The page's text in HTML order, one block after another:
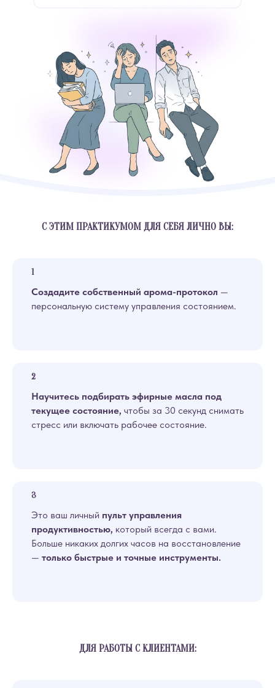
С ЭТИМ ПРАКТИКУМОМ ДЛЯ СЕБЯ ЛИЧНО ВЫ:
Создадите собственный арома-протокол —
персональную систему управления состоянием.
Научитесь подбирать эфирные масла под
текущее состояние, чтобы за 30 секунд снимать
стресс или включать рабочее состояние.
Это ваш личный пульт управления
продуктивностью, который всегда с вами.
Больше никаких долгих часов на восстановление
— только быстрые и точные инструменты.
ДЛЯ РАБОТЫ С КЛИЕНТАМИ: